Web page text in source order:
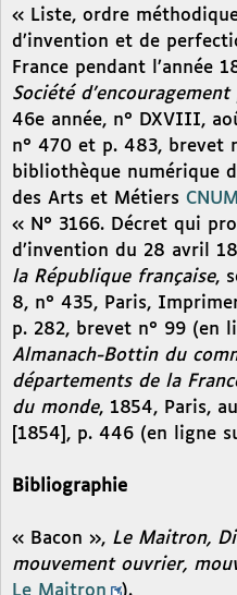
« Liste, ordre
d’invention et de
France pendant l’année
Société
46e année, n° DXVIII,
n° 470 et p. 483, brevet
bibliothèque numérique
des Arts et Métiers CNUM
« N° 3166. Décret qui
d’invention du 28 avril
la République française,
8, n° 435, Paris,
p. 282, brevet n° 99 (en
Almanach-Bottin du
départements de la
du monde, 1854, Paris,
[1854], p. 446 (en ligne
Bibliographie
« Bacon », Le Maitron,
mouvement ouvrier,
Le Maitron
).